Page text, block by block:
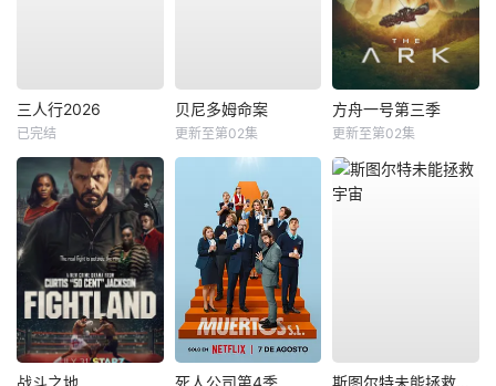
三人行2026
已完结
贝尼多姆命案
更新至第02集
方舟一号第三季
更新至第02集
战斗之地 死人公司第4季 斯图尔特未能拯救宇宙